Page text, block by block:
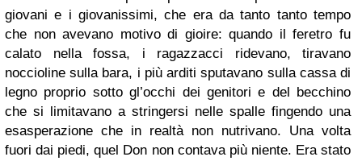
giovani e i giovanissimi, che era da tanto tanto tempo
che non avevano motivo di gioire: quando il feretro fu
calato nella fossa, i ragazzacci ridevano, tiravano
noccioline sulla bara, i più arditi sputavano sulla cassa di
legno proprio sotto gl’occhi dei genitori e del becchino
che si limitavano a stringersi nelle spalle fingendo una
esasperazione che in realtà non nutrivano. Una volta
fuori dai piedi, quel Don non contava più niente. Era stato